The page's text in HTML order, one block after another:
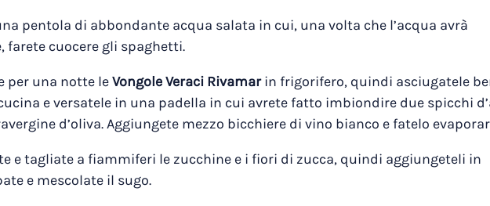
pentola di abbondante acqua salata in cui, una volta che l’acqua avrà
farete cuocere gli spaghetti.
per una notte leVongole Veraci Rivamarin frigorifero, quindi asciugatele
e versatele in una padella in cui avrete fatto imbiondire due spicchi
d’oliva. Aggiungete mezzo bicchiere di vino bianco e fatelo
e tagliate a fiammiferi le zucchine e i fiori di zucca, quindi aggiungeteli in
e mescolate il sugo.